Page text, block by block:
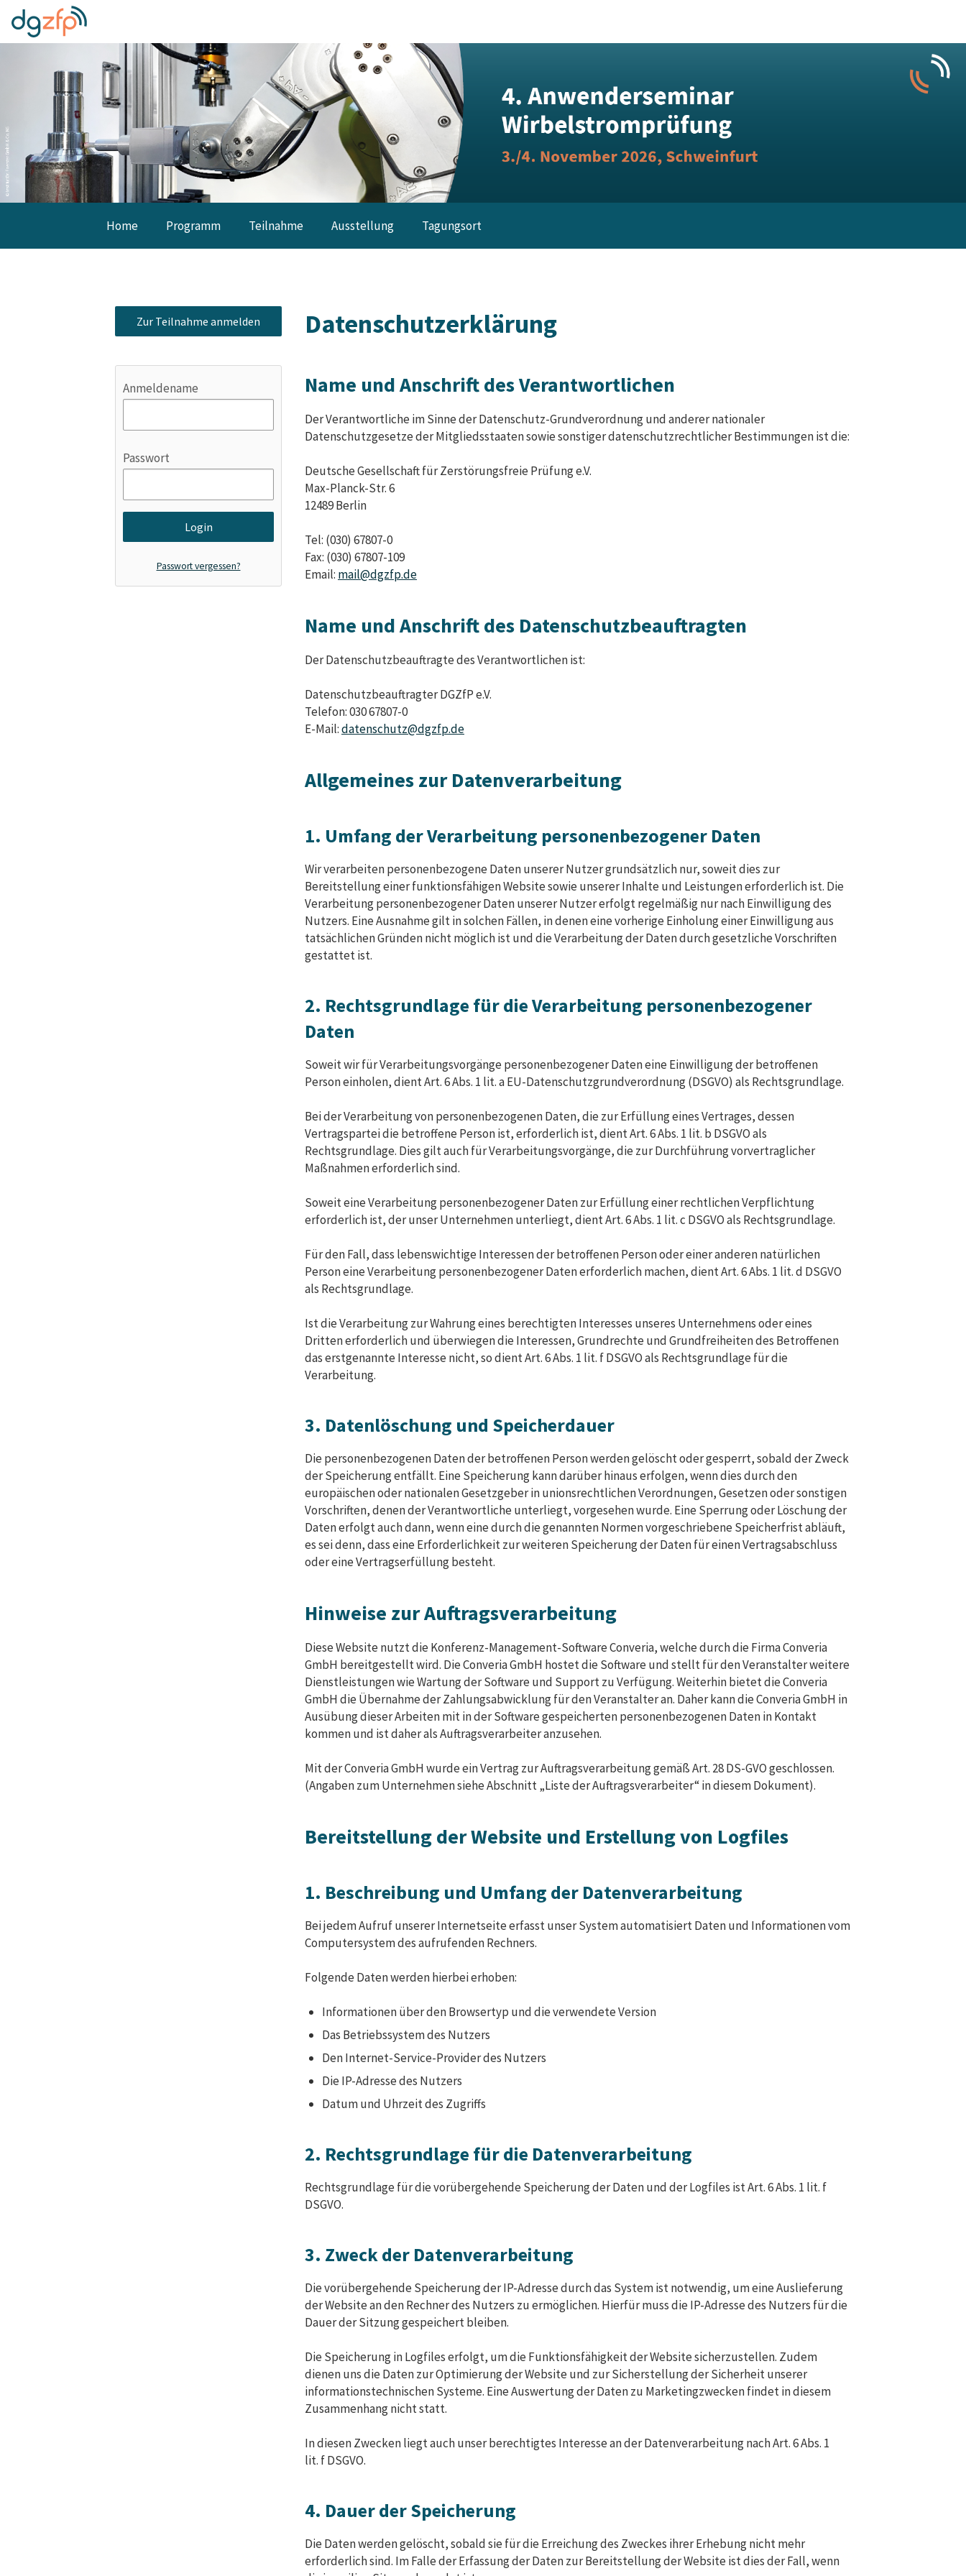
Home Programm Teilnahme Ausstellung Tagungsort
Zur Teilnahme anmelden
Anmeldename
Passwort
Passwort vergessen?
Datenschutzerklärung
Name und Anschrift des Verantwortlichen
Der Verantwortliche im Sinne der Datenschutz-Grundverordnung und anderer nationaler
Datenschutzgesetze der Mitgliedsstaaten sowie sonstiger datenschutzrechtlicher Bestimmungen ist die:
Deutsche Gesellschaft für Zerstörungsfreie Prüfung e.V.
Max-Planck-Str. 6
12489 Berlin
Tel: (030) 67807-0
Fax: (030) 67807-109
Email: mail@dgzfp.de
Name und Anschrift des Datenschutzbeauftragten
Der Datenschutzbeauftragte des Verantwortlichen ist:
Datenschutzbeauftragter DGZfP e.V.
Telefon: 030 67807-0
E-Mail:datenschutz@dgzfp.de
Allgemeines zur Datenverarbeitung
1. Umfang der Verarbeitung personenbezogener Daten
Wir verarbeiten personenbezogene Daten unserer Nutzer grundsätzlich nur, soweit dies zur
Bereitstellung einer funktionsfähigen Website sowie unserer Inhalte und Leistungen erforderlich ist. Die
Verarbeitung personenbezogener Daten unserer Nutzer erfolgt regelmäßig nur nach Einwilligung des
Nutzers. Eine Ausnahme gilt in solchen Fällen, in denen eine vorherige Einholung einer Einwilligung aus
tatsächlichen Gründen nicht möglich ist und die Verarbeitung der Daten durch gesetzliche Vorschriften
gestattet ist.
2. Rechtsgrundlage für die Verarbeitung personenbezogener
Daten
Soweit wir für Verarbeitungsvorgänge personenbezogener Daten eine Einwilligung der betroffenen
Person einholen, dient Art. 6 Abs. 1 lit. a EU-Datenschutzgrundverordnung (DSGVO) als Rechtsgrundlage.
Bei der Verarbeitung von personenbezogenen Daten, die zur Erfüllung eines Vertrages, dessen
Vertragspartei die betroffene Person ist, erforderlich ist, dient Art. 6 Abs. 1 lit. b DSGVO als
Rechtsgrundlage. Dies gilt auch für Verarbeitungsvorgänge, die zur Durchführung vorvertraglicher
Maßnahmen erforderlich sind.
Soweit eine Verarbeitung personenbezogener Daten zur Erfüllung einer rechtlichen Verpflichtung
erforderlich ist, der unser Unternehmen unterliegt, dient Art. 6 Abs. 1 lit. c DSGVO als Rechtsgrundlage.
Für den Fall, dass lebenswichtige Interessen der betroffenen Person oder einer anderen natürlichen
Person eine Verarbeitung personenbezogener Daten erforderlich machen, dient Art. 6 Abs. 1 lit. d DSGVO
als Rechtsgrundlage.
Ist die Verarbeitung zur Wahrung eines berechtigten Interesses unseres Unternehmens oder eines
Dritten erforderlich und überwiegen die Interessen, Grundrechte und Grundfreiheiten des Betroffenen
das erstgenannte Interesse nicht, so dient Art. 6 Abs. 1 lit. f DSGVO als Rechtsgrundlage für die
Verarbeitung.
3. Datenlöschung und Speicherdauer
Die personenbezogenen Daten der betroffenen Person werden gelöscht oder gesperrt, sobald der Zweck
der Speicherung entfällt. Eine Speicherung kann darüber hinaus erfolgen, wenn dies durch den
europäischen oder nationalen Gesetzgeber in unionsrechtlichen Verordnungen, Gesetzen oder sonstigen
Vorschriften, denen der Verantwortliche unterliegt, vorgesehen wurde. Eine Sperrung oder Löschung der
Daten erfolgt auch dann, wenn eine durch die genannten Normen vorgeschriebene Speicherfrist abläuft,
es sei denn, dass eine Erforderlichkeit zur weiteren Speicherung der Daten für einen Vertragsabschluss
oder eine Vertragserfüllung besteht.
Hinweise zur Auftragsverarbeitung
Diese Website nutzt die Konferenz-Management-Software Converia, welche durch die Firma Converia
GmbH bereitgestellt wird. Die Converia GmbH hostet die Software und stellt für den Veranstalter weitere
Dienstleistungen wie Wartung der Software und Support zu Verfügung. Weiterhin bietet die Converia
GmbH die Übernahme der Zahlungsabwicklung für den Veranstalter an. Daher kann die Converia GmbH in
Ausübung dieser Arbeiten mit in der Software gespeicherten personenbezogenen Daten in Kontakt
kommen und ist daher als Auftragsverarbeiter anzusehen.
Mit der Converia GmbH wurde ein Vertrag zur Auftragsverarbeitung gemäß Art. 28 DS-GVO geschlossen.
(Angaben zum Unternehmen siehe Abschnitt „Liste der Auftragsverarbeiter“ in diesem Dokument).
Bereitstellung der Website und Erstellung von Logfiles
1. Beschreibung und Umfang der Datenverarbeitung
Bei jedem Aufruf unserer Internetseite erfasst unser System automatisiert Daten und Informationen vom
Computersystem des aufrufenden Rechners.
Folgende Daten werden hierbei erhoben:
Informationen über den Browsertyp und die verwendete Version
Das Betriebssystem des Nutzers
Den Internet-Service-Provider des Nutzers
Die IP-Adresse des Nutzers
Datum und Uhrzeit des Zugriffs
2. Rechtsgrundlage für die Datenverarbeitung
Rechtsgrundlage für die vorübergehende Speicherung der Daten und der Logfiles ist Art. 6 Abs. 1 lit. f
DSGVO.
3. Zweck der Datenverarbeitung
Die vorübergehende Speicherung der IP-Adresse durch das System ist notwendig, um eine Auslieferung
der Website an den Rechner des Nutzers zu ermöglichen. Hierfür muss die IP-Adresse des Nutzers für die
Dauer der Sitzung gespeichert bleiben.
Die Speicherung in Logfiles erfolgt, um die Funktionsfähigkeit der Website sicherzustellen. Zudem
dienen uns die Daten zur Optimierung der Website und zur Sicherstellung der Sicherheit unserer
informationstechnischen Systeme. Eine Auswertung der Daten zu Marketingzwecken findet in diesem
Zusammenhang nicht statt.
In diesen Zwecken liegt auch unser berechtigtes Interesse an der Datenverarbeitung nach Art. 6 Abs. 1
lit. f DSGVO.
4. Dauer der Speicherung
Die Daten werden gelöscht, sobald sie für die Erreichung des Zweckes ihrer Erhebung nicht mehr
erforderlich sind. Im Falle der Erfassung der Daten zur Bereitstellung der Website ist dies der Fall, wenn